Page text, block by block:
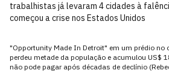
trabalhistas já levaram 4 cidades à
começou a crise nos Estados Unidos
"Opportunity Made In Detroit" em um prédio no
perdeu metade da população e acumulou US$
não pode pagar após décadas de declínio